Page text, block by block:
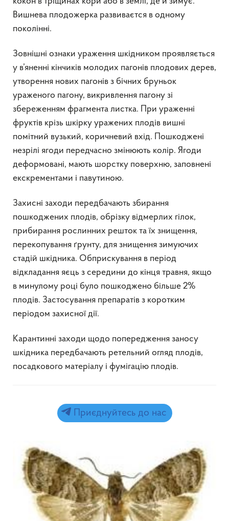
Вишнева плодожерка развиваєтся в одному
поколінні.
Зовнішні ознаки ураження шкідником проявляється
у в’яненні кінчиків молодих пагонів плодових дерев,
утворення нових пагонів з бічних бруньок
ураженого пагону, викривлення пагону зі
збереженням фрагмента листка. При ураженні
фруктів крізь шкірку уражених плодів вишні
помітний вузький, коричневий вхід. Пошкоджені
незрілі ягоди передчасно змінюють колір. Ягоди
деформовані, мають шорстку поверхню, заповнені
екскрементами і павутиною.
Захисні заходи передбачають збирання
пошкоджених плодів, обрізку відмерлих гілок,
прибирання рослинних решток та їх знищення,
перекопування ґрунту, для знищення зимуючих
стадій шкідника. Обприскування в період
відкладання яєць з середини до кінця травня, якщо
в минулому році було пошкоджено більше 2%
плодів. Застосування препаратів з коротким
періодом захисної дії.
Карантинні заходи щодо попередження заносу
шкідника передбачають ретельний огляд плодів,
посадкового матеріалу і фумігацію плодів.
Приєднуйтесь до нас